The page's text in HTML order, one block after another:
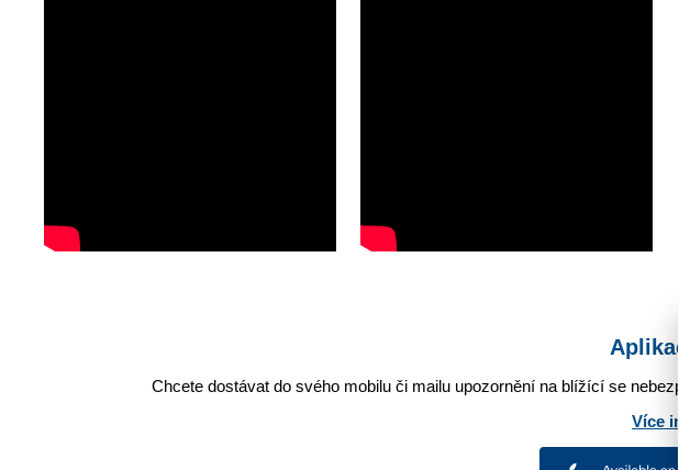
Chcete dostávat do svého mobilu či mailu upozornění na blížící se
Více